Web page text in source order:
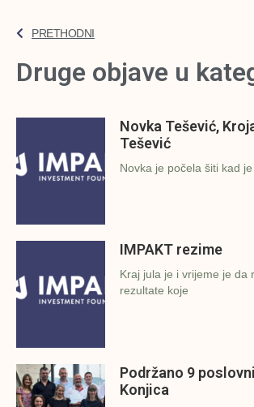
PRETHODNI
Druge objave u
Novka Tešević,
Tešević
Novka je počela šiti kad
IMPAKT rezime
Kraj jula je i vrijeme je da
rezultate koje
Podržano 9
Konjica